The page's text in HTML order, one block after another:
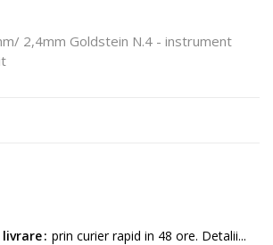
2,4mm Goldstein N.4 - instrument
livrare prin curier rapid in 48 ore. Detalii...